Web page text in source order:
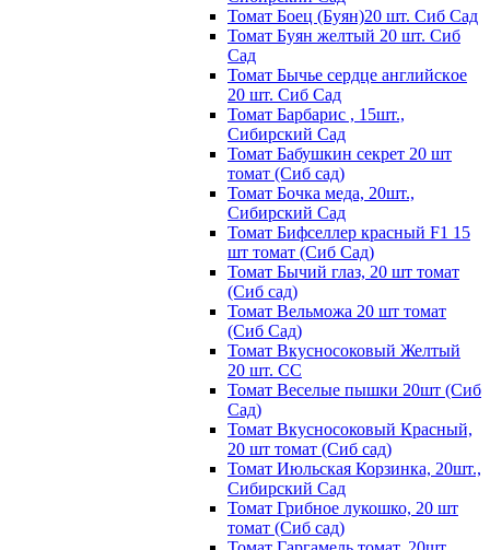
Томат Боец (Буян)20 шт. Сиб Сад
Томат Бyян жeлтый 20 шт. Сиб
Сaд
Томат Бычьe cepдцe aнглийcкoe
20 шт. Сиб Сaд
Томат Барбарис , 15шт.,
Сибирский Сад
Томат Бабушкин секрет 20 шт
томат (Сиб сад)
Томат Бочка меда, 20шт.,
Сибирский Сад
Томат Бифселлер красный F1 15
шт томат (Сиб Сад)
Томат Бычий глаз, 20 шт томат
(Сиб сад)
Томат Вельможа 20 шт томат
(Сиб Сад)
Томат Вкусносоковый Желтый
20 шт. СС
Томат Веселые пышки 20шт (Сиб
Сад)
Томат Вкусносоковый Красный,
20 шт томат (Сиб сад)
Томат Июльская Корзинка, 20шт.,
Сибирский Сад
Томат Грибное лукошко, 20 шт
томат (Сиб сад)